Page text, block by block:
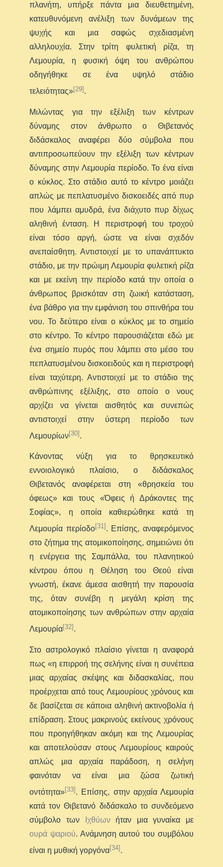
πλανήτη, υπήρξε πάντα μια διευθετημένη,
κατευθυνόμενη ανέλιξη των δυνάμεων της
ψυχής και μια σαφώς σχεδιασμένη
αλληλουχία. Στην τρίτη φυλετική ρίζα, τη
Λεμουρία, η φυσική όψη του ανθρώπου
οδηγήθηκε σε ένα υψηλό στάδιο
τελειότητας»[29].
Μιλώντας για την εξέλιξη των κέντρων
δύναμης στον άνθρωπο ο Θιβετανός
διδάσκαλος αναφέρει δύο σύμβολα που
αντιπροσωπεύουν την εξέλιξη των κέντρων
δύναμης στην Λεμουρία περίοδο. Το ένα είναι
ο κύκλος. Στο στάδιο αυτό το κέντρο μοιάζει
απλώς με πεπλατυσμένο δισκοειδές από πυρ
που λάμπει αμυδρά, ένα διάχυτο πυρ δίχως
αληθινή ένταση. H περιστροφή του τροχού
είναι τόσο αργή, ώστε να είναι σχεδόν
ανεπαίσθητη. Αντιστοιχεί με το υπανάπτυκτο
στάδιο, με την πρώιμη Λεμουρία φυλετική ρίζα
και με εκείνη την περίοδο κατά την οποία ο
άνθρωπος βρισκόταν στη ζωική κατάσταση,
ένα βάθρο για την εμφάνιση του σπινθήρα του
νου. Το δεύτερο είναι ο κύκλος με το σημείο
στο κέντρο. Το κέντρο παρουσιάζεται εδώ με
ένα σημείο πυρός που λάμπει στο μέσο του
πεπλατυσμένου δισκοειδούς και η περιστροφή
είναι ταχύτερη. Αντιστοιχεί με το στάδιο της
ανθρώπινης εξέλιξης, στο οποίο ο νους
αρχίζει να γίνεται αισθητός και συνεπώς
αντιστοιχεί στην ύστερη περίοδο των
Λεμουρίων[30].
Κάνοντας νύξη για το θρησκευτικό
εννοιολογικό πλαίσιο, ο διδάσκαλος
Θιβετανός αναφέρεται στη «θρησκεία του
όφεως» και τους «Όφεις ή Δράκοντες της
Σοφίας», η οποία καθιερώθηκε κατά τη
Λεμουρία περίοδο[31] . Επίσης, αναφερόμενος
στο ζήτημα της ατομικοποίησης, σημειώνει ότι
η ενέργεια της Σαμπάλλα, του πλανητικού
κέντρου όπου η Θέληση του Θεού είναι
γνωστή, έκανε άμεσα αισθητή την παρουσία
της, όταν συνέβη η μεγάλη κρίση της
ατομικοποίησης των ανθρώπων στην αρχαία
Λεμουρία[32].
Στο αστρολογικό πλαίσιο γίνεται η αναφορά
πως «η επιρροή της σελήνης είναι η συνέπεια
μιας αρχαίας σκέψης και διδασκαλίας, που
προέρχεται από τους Λεμουρίους χρόνους και
δε βασίζεται σε κάποια αληθινή ακτινοβολία ή
επίδραση. Στους μακρινούς εκείνους χρόνους
που προηγήθηκαν ακόμη και της Λεμουρίας
και αποτελούσαν στους Λεμουρίους καιρούς
απλώς μια αρχαία παράδοση, η σελήνη
φαινόταν να είναι μια ζώσα ζωτική
οντότητα»[33]. Επίσης, στην αρχαία Λεμουρία
κατά τον Θιβετανό διδάσκαλο το συνδεόμενο
σύμβολο των
Ιχθύων ήταν μια γυναίκα με
ουρά ψαριού. Ανάμνηση αυτού του συμβόλου
είναι η μυθική γοργόνα[34] .